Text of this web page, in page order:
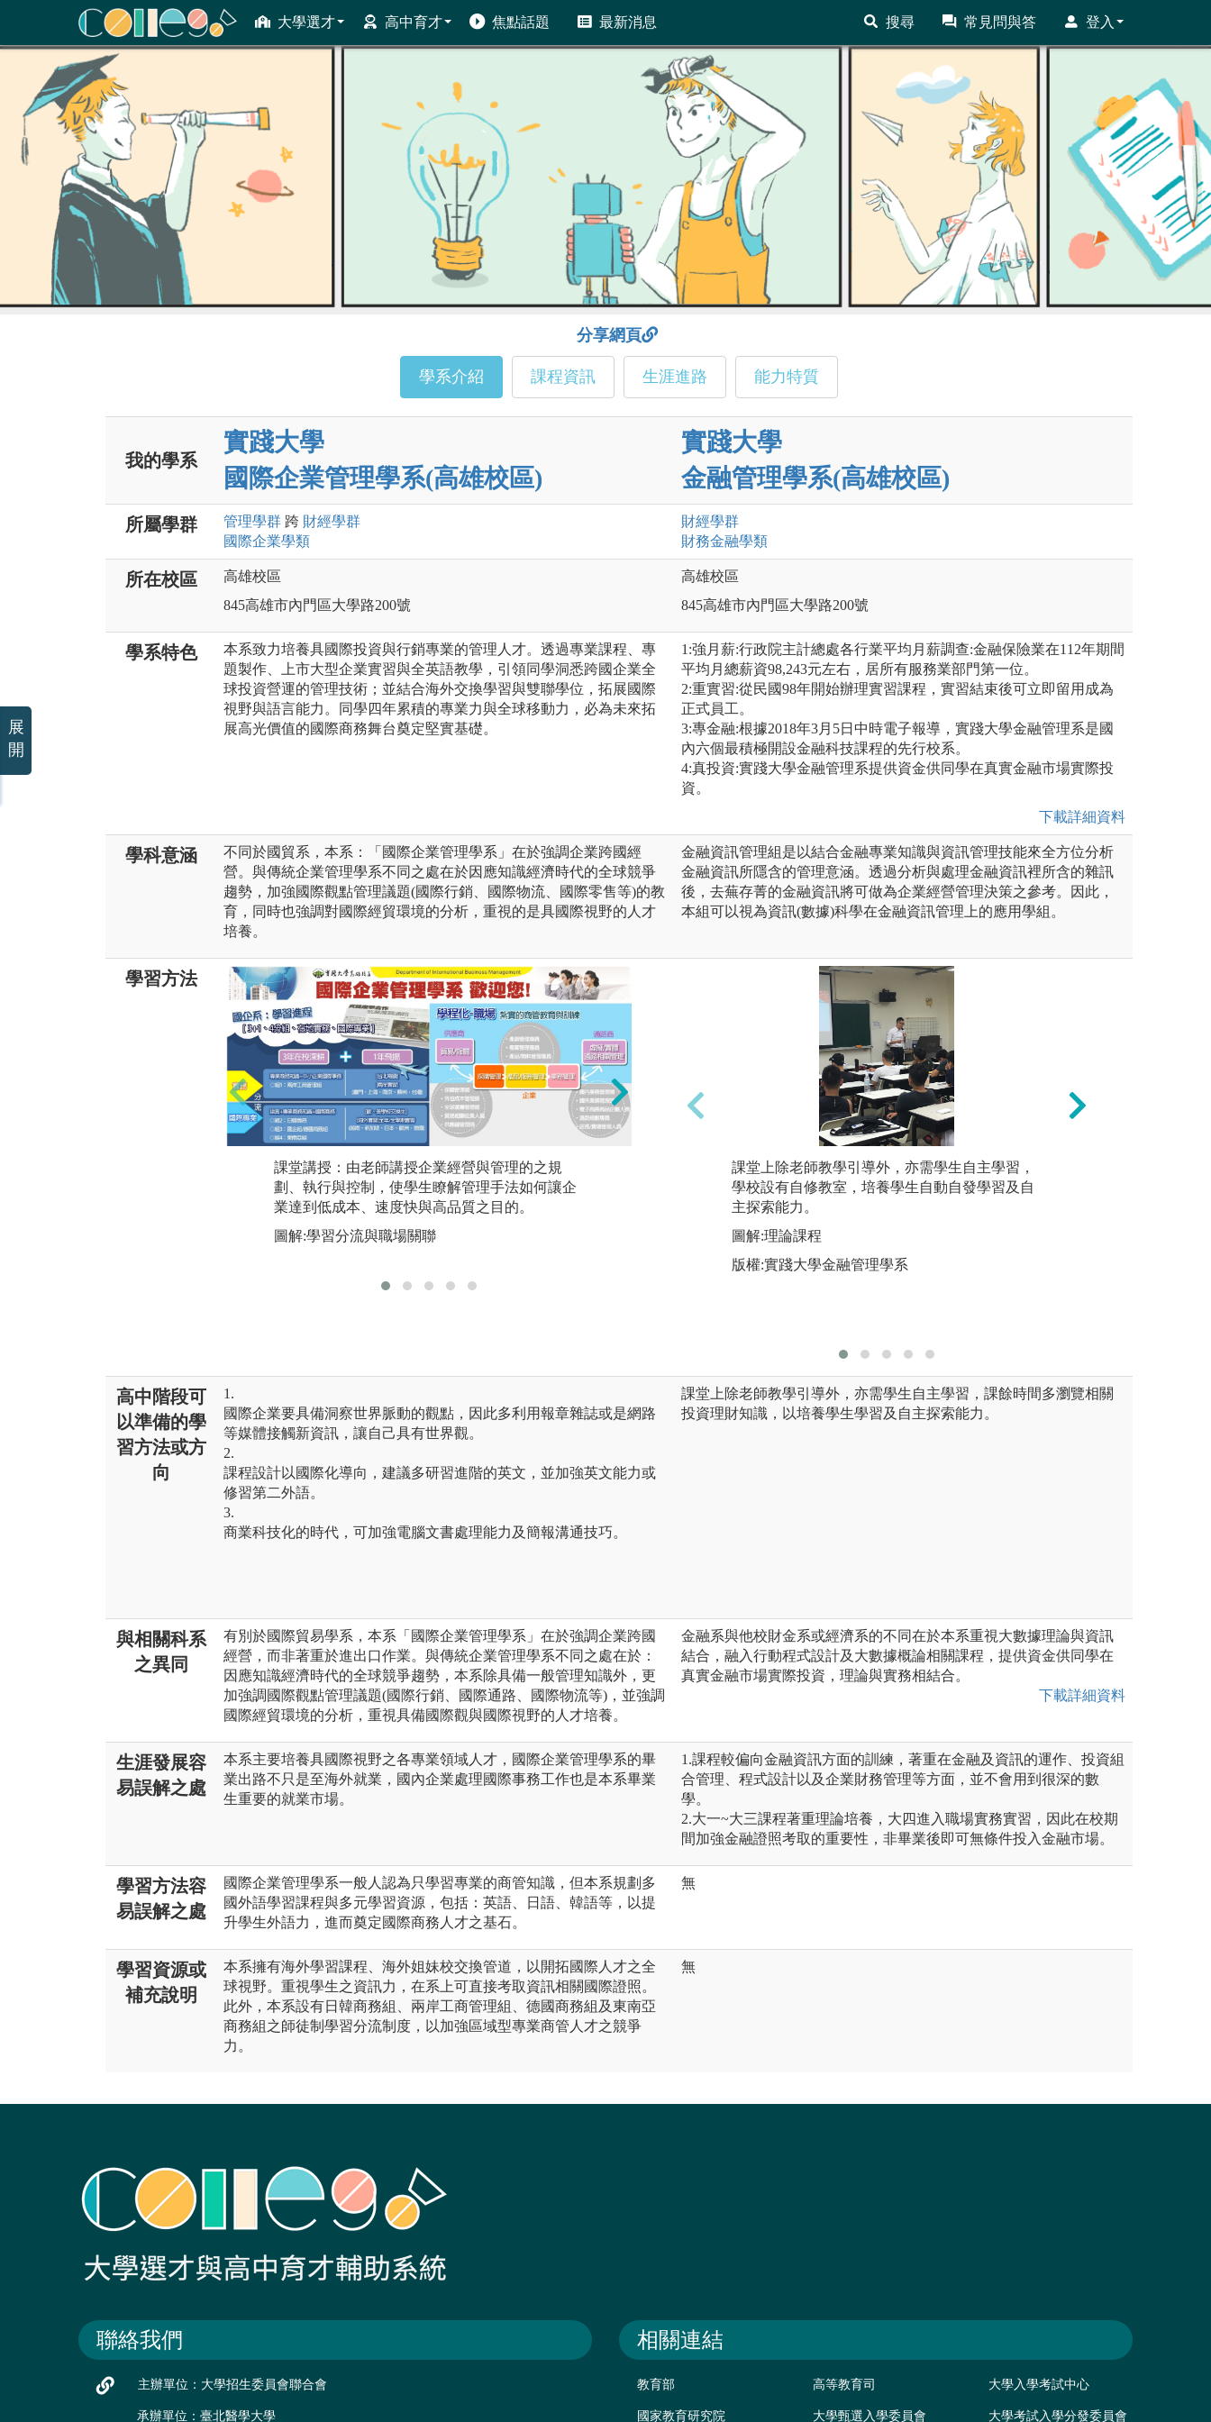
大學選才 高中育才 焦點話題 最新消息 搜尋 常見問與答 登入
ColleGo! 大學選才與高中育才輔助系統
分享網頁
學系介紹 課程資訊 生涯進路 能力特質
我的學系
實踐大學
國際企業管理學系(高雄校區)
實踐大學
金融管理學系(高雄校區)
所屬學群 管理學群 跨 財經學群
國際企業學類
財經學群
財務金融學類
所在校區
高雄校區
845高雄市內門區大學路200號
高雄校區
845高雄市內門區大學路200號
學系特色
本系致力培養具國際投資與行銷專業的管理人才。透過專業課程、專
題製作、上市大型企業實習與全英語教學，引領同學洞悉跨國企業全
球投資營運的管理技術；並結合海外交換學習與雙聯學位，拓展國際
視野與語言能力。同學四年累積的專業力與全球移動力，必為未來拓
展高光價值的國際商務舞台奠定堅實基礎。
1:強月薪:行政院主計總處各行業平均月薪調查:金融保險業在112年期間
平均月總薪資98,243元左右，居所有服務業部門第一位。
2:重實習:從民國98年開始辦理實習課程，實習結束後可立即留用成為
正式員工。
3:專金融:根據2018年3月5日中時電子報導，實踐大學金融管理系是國
內六個最積極開設金融科技課程的先行校系。
4:真投資:實踐大學金融管理系提供資金供同學在真實金融市場實際投
資。
下載詳細資料
學科意涵
不同於國貿系，本系：「國際企業管理學系」在於強調企業跨國經
營。與傳統企業管理學系不同之處在於因應知識經濟時代的全球競爭
趨勢，加強國際觀點管理議題(國際行銷、國際物流、國際零售等)的教
育，同時也強調對國際經貿環境的分析，重視的是具國際視野的人才
培養。
金融資訊管理組是以結合金融專業知識與資訊管理技能來全方位分析
金融資訊所隱含的管理意涵。透過分析與處理金融資訊裡所含的雜訊
後，去蕪存菁的金融資訊將可做為企業經營管理決策之參考。因此，
本組可以視為資訊(數據)科學在金融資訊管理上的應用學組。
學習方法
課堂講授：由老師講授企業經營與管理的之規
劃、執行與控制，使學生瞭解管理手法如何讓企
業達到低成本、速度快與高品質之目的。
圖解:學習分流與職場關聯
團隊學習：藉由課程規劃，例如：海外研習、管
理課程、實務講座等，讓學生進行小團體討論，
進而達到同儕學習。
圖解:日韓商務與貿易組/韓國文創產業經營組
課堂上除老師教學引導外，亦需學生自主學習，
學校設有自修教室，培養學生自動自發學習及自
主探索能力。
圖解:理論課程
版權:實踐大學金融管理學系
高中階段可
以準備的學
習方法或方
向
1.
國際企業要具備洞察世界脈動的觀點，因此多利用報章雜誌或是網路
等媒體接觸新資訊，讓自己具有世界觀。
2.
課程設計以國際化導向，建議多研習進階的英文，並加強英文能力或
修習第二外語。
3.
商業科技化的時代，可加強電腦文書處理能力及簡報溝通技巧。
課堂上除老師教學引導外，亦需學生自主學習，課餘時間多瀏覽相關
投資理財知識，以培養學生學習及自主探索能力。
與相關科系
之異同
有別於國際貿易學系，本系「國際企業管理學系」在於強調企業跨國
經營，而非著重於進出口作業。與傳統企業管理學系不同之處在於：
因應知識經濟時代的全球競爭趨勢，本系除具備一般管理知識外，更
加強調國際觀點管理議題(國際行銷、國際通路、國際物流等)，並強調
國際經貿環境的分析，重視具備國際觀與國際視野的人才培養。
金融系與他校財金系或經濟系的不同在於本系重視大數據理論與資訊
結合，融入行動程式設計及大數據概論相關課程，提供資金供同學在
真實金融市場實際投資，理論與實務相結合。
下載詳細資料
生涯發展容
易誤解之處
本系主要培養具國際視野之各專業領域人才，國際企業管理學系的畢
業出路不只是至海外就業，國內企業處理國際事務工作也是本系畢業
生重要的就業市場。
1.課程較偏向金融資訊方面的訓練，著重在金融及資訊的運作、投資組
合管理、程式設計以及企業財務管理等方面，並不會用到很深的數
學。
2.大一~大三課程著重理論培養，大四進入職場實務實習，因此在校期
間加強金融證照考取的重要性，非畢業後即可無條件投入金融市場。
學習方法容
易誤解之處
國際企業管理學系一般人認為只學習專業的商管知識，但本系規劃多
國外語學習課程與多元學習資源，包括：英語、日語、韓語等，以提
升學生外語力，進而奠定國際商務人才之基石。
無
學習資源或
補充說明
本系擁有海外學習課程、海外姐妹校交換管道，以開拓國際人才之全
球視野。重視學生之資訊力，在系上可直接考取資訊相關國際證照。
此外，本系設有日韓商務組、兩岸工商管理組、德國商務組及東南亞
商務組之師徒制學習分流制度，以加強區域型專業商管人才之競爭
力。
無
聯絡我們
主辦單位：大學招生委員會聯合會
承辦單位：臺北醫學大學
相關連結
教育部 高等教育司 大學入學考試中心
國家教育研究院 大學甄選入學委員會 大學考試入學分發委員會
展
開